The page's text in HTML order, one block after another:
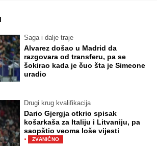
Saga i dalje traje
Alvarez došao u Madrid da
razgovara od transferu, pa se
šokirao kada je čuo šta je Simeone
uradio
Drugi krug kvalifikacija
Dario Gjergja otkrio spisak
košarkaša za Italiju i Litvaniju, pa
saopštio veoma loše vijesti
· ZVANIČNO